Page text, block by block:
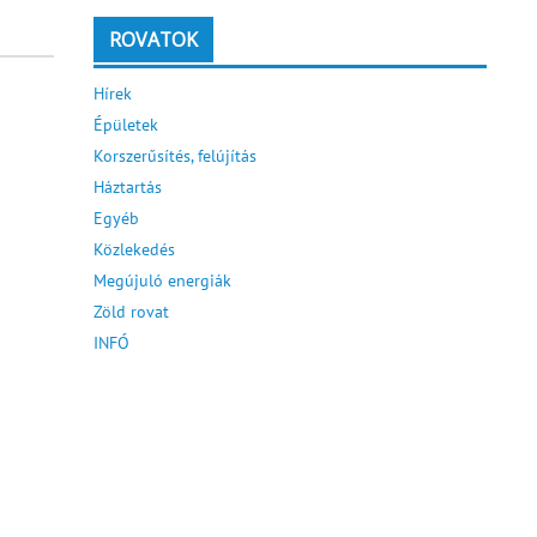
ROVATOK
Hírek
Épületek
Korszerűsítés, felújítás
Háztartás
Egyéb
Közlekedés
Megújuló energiák
Zöld rovat
INFÓ